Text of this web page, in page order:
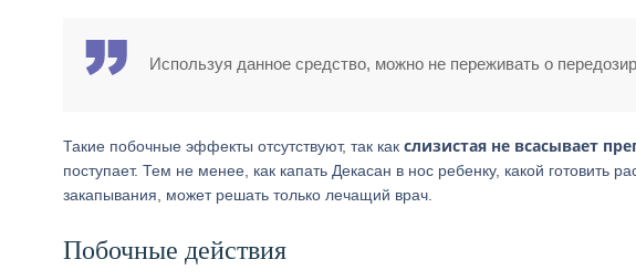
Используя данное средство, можно не переживать о
Такие побочные эффекты отсутствуют, так как слизистая не всасывает
поступает. Тем не менее, как капать Декасан в нос ребенку, какой готовить
закапывания, может решать только лечащий врач.
Побочные действия